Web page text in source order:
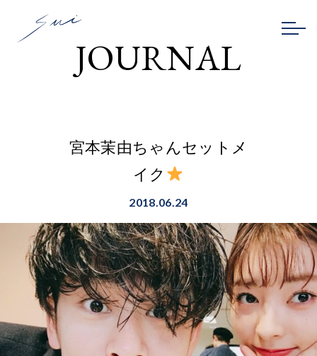
JOURNAL
宮本茉由ちゃんセットメ
イク
2018.06.24